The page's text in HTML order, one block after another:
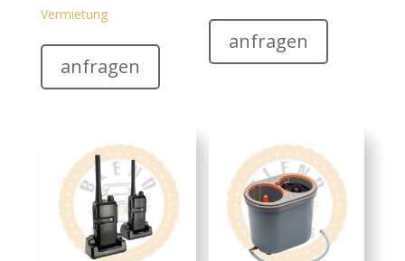
Vermietung
anfragen
anfragen